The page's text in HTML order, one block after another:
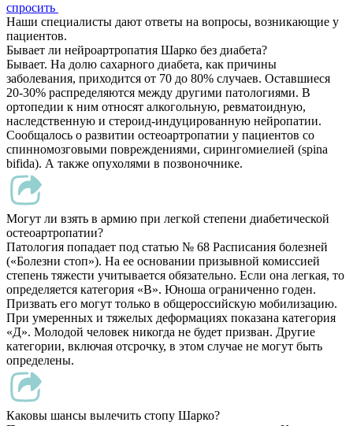
спросить
Наши специалисты дают ответы на вопросы, возникающие у
пациентов.
Бывает ли нейроартропатия Шарко без диабета?
Бывает. На долю сахарного диабета, как причины
заболевания, приходится от 70 до 80% случаев. Оставшиеся
20-30% распределяются между другими патологиями. В
ортопедии к ним относят алкогольную, ревматоидную,
наследственную и стероид-индуцированную нейропатии.
Сообщалось о развитии остеоартропатии у пациентов со
спинномозговыми повреждениями, сирингомиелией (spina
bifida). А также опухолями в позвоночнике.
Могут ли взять в армию при легкой степени диабетической
остеоартропатии?
Патология попадает под статью № 68 Расписания болезней
(«Болезни стоп»). На ее основании призывной комиссией
степень тяжести учитывается обязательно. Если она легкая, то
определяется категория «В». Юноша ограниченно годен.
Призвать его могут только в общероссийскую мобилизацию.
При умеренных и тяжелых деформациях показана категория
«Д». Молодой человек никогда не будет призван. Другие
категории, включая отсрочку, в этом случае не могут быть
определены.
Каковы шансы вылечить стопу Шарко?